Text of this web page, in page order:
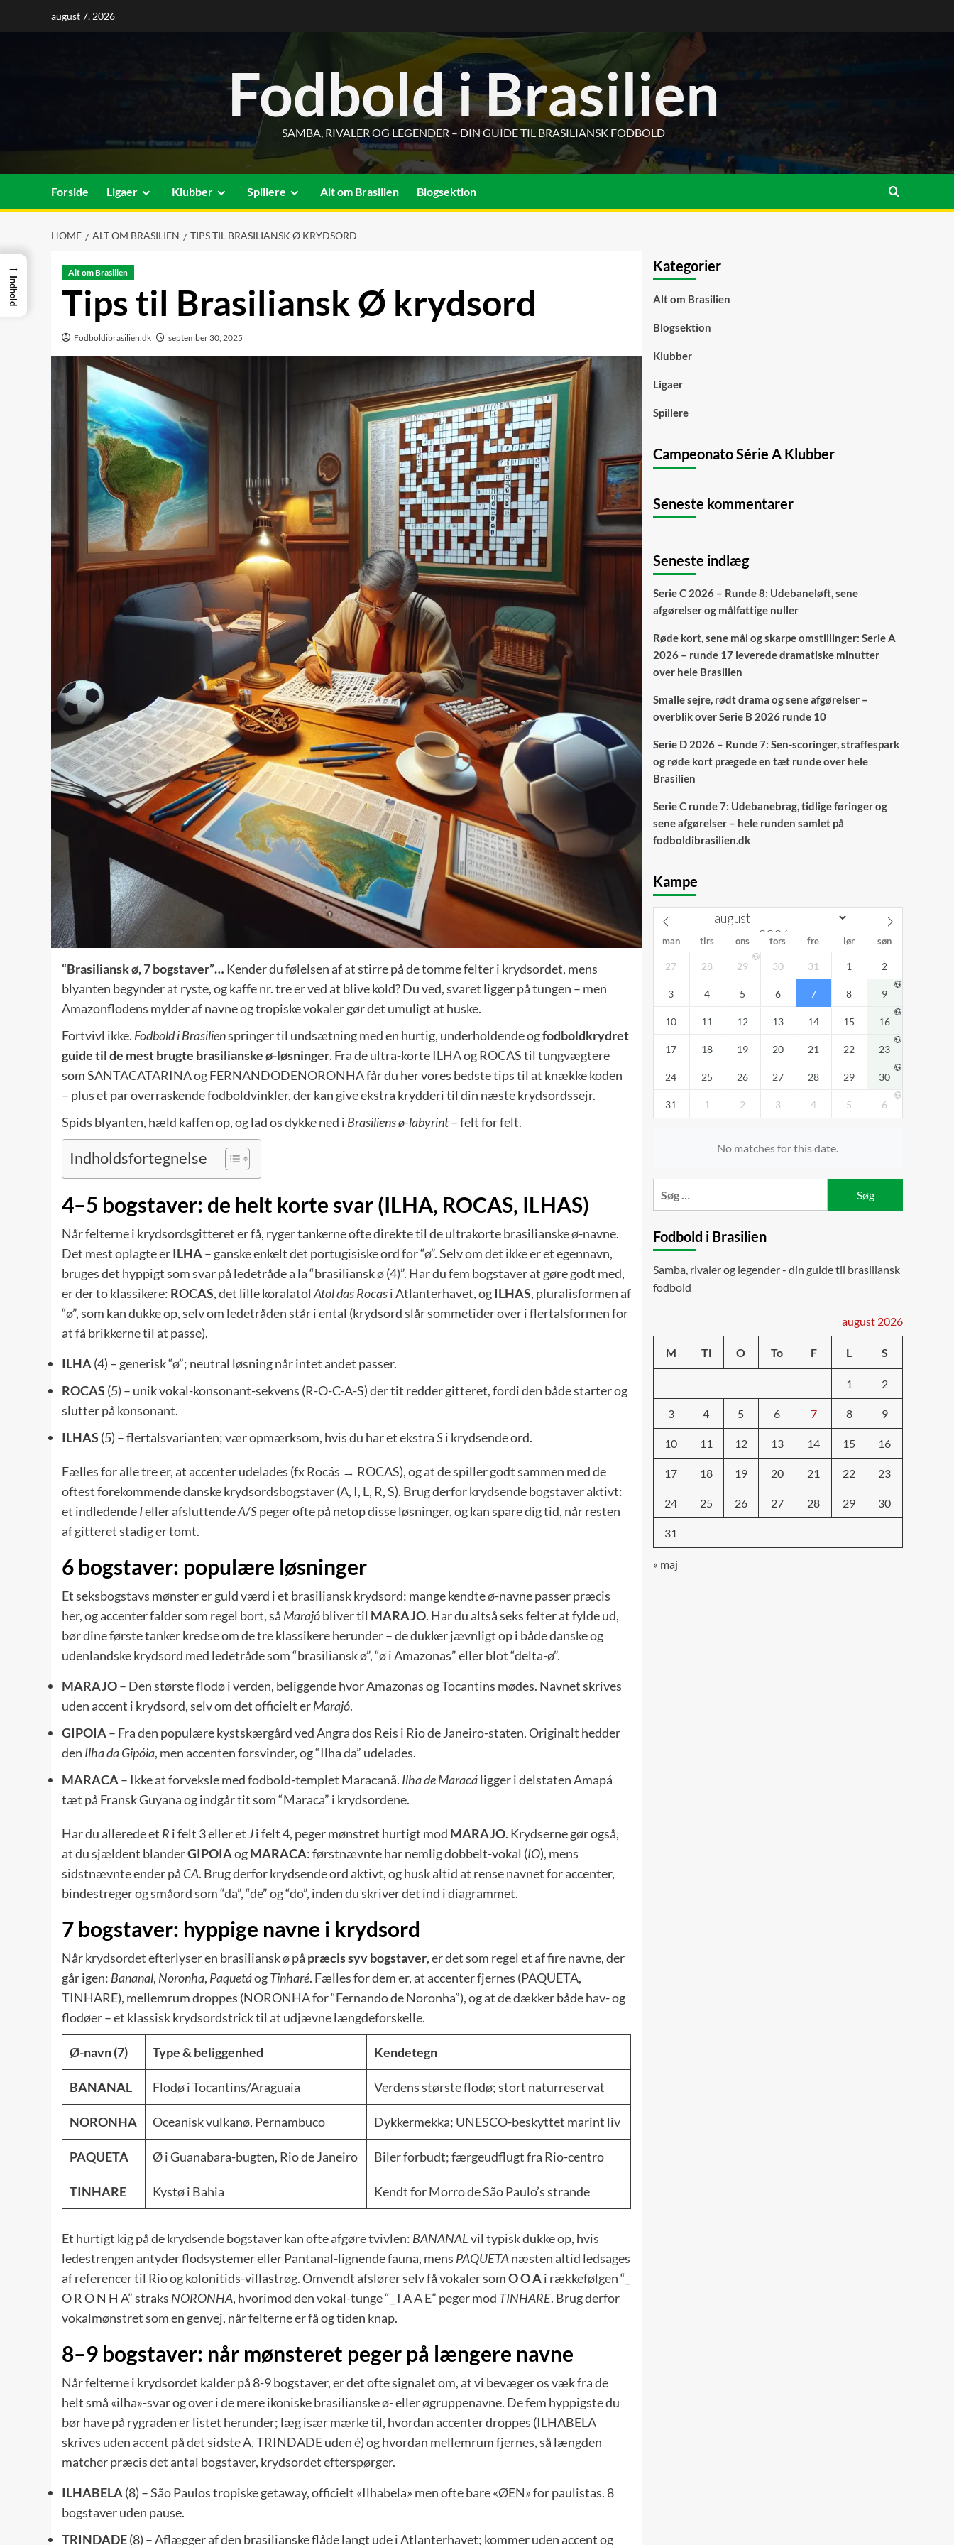
august 7, 2026
Fodbold i Brasilien
SAMBA, RIVALER OG LEGENDER – DIN GUIDE TIL BRASILIANSK FODBOLD
Forside Ligaer Klubber Spillere Alt om Brasilien Blogsektion
HOME ALT OM BRASILIEN TIPS TIL BRASILIANSK Ø KRYDSORD
Alt om Brasilien
Tips til Brasiliansk Ø krydsord
Fodboldibrasilien.dk september 30, 2025
“Brasiliansk ø, 7 bogstaver”… Kender du følelsen af at stirre på de tomme felter i krydsordet, mens
blyanten begynder at ryste, og kaffe nr. tre er ved at blive kold? Du ved, svaret ligger på tungen – men
Amazonflodens mylder af navne og tropiske vokaler gør det umuligt at huske.
Fortvivl ikke. Fodbold i Brasilienspringer til undsætning med en hurtig, underholdende ogfodboldkrydret
guide til de mest brugte brasilianske ø-løsninger. Fra de ultra-korte ILHA og ROCAS til tungvægtere
som SANTACATARINA og FERNANDODENORONHA får du her vores bedste tips til at knække koden
– plus et par overraskende fodboldvinkler, der kan give ekstra krydderi til din næste krydsordssejr.
Spids blyanten, hæld kaffen op, og lad os dykke ned i Brasiliens ø-labyrint– felt for felt.
Indholdsfortegnelse
4–5 bogstaver: de helt korte svar (ILHA, ROCAS, ILHAS)
Når felterne i krydsords­gitteret er få, ryger tankerne ofte direkte til de ultrakorte brasilianske ø-navne.
Det mest oplagte erILHA– ganske enkelt det portugisiske ord for “ø”. Selv om det ikke er et egennavn,
bruges det hyppigt som svar på ledetråde a la “brasiliansk ø (4)”. Har du fem bogstaver at gøre godt med,
er der to klassikere: ROCAS, det lille koral­atol Atol das Rocasi Atlanterhavet, ogILHAS, pluralis­formen af
“ø”, som kan dukke op, selv om ledetråden står i ental (krydsord slår sommetider over i flertals­formen for
at få brikkerne til at passe).
ILHA(4) – generisk “ø”; neutral løsning når intet andet passer.
ROCAS (5) – unik vokal-konsonant-sekvens (R-O-C-A-S) der tit redder gitteret, fordi den både starter og
slutter på konsonant.
ILHAS (5) – flertals­varianten; vær opmærksom, hvis du har et ekstraSi krydsende ord.
Fælles for alle tre er, at accenter udelades (fx Rocás → ROCAS), og at de spiller godt sammen med de
oftest forekommende danske krydsords­bogstaver (A, I, L, R, S). Brug derfor krydsende bogstaver aktivt:
et indledendeIeller afsluttendeA/Speger ofte på netop disse løsninger, og kan spare dig tid, når resten
af gitteret stadig er tomt.
6 bogstaver: populære løsninger
Et seksbogstavs mønster er guld værd i et brasiliansk krydsord: mange kendte ø-navne passer præcis
her, og accenter falder som regel bort, så Marajóbliver til MARAJO. Har du altså seks felter at fylde ud,
bør dine første tanker kredse om de tre klassikere herunder – de dukker jævnligt op i både danske og
udenlandske krydsord med ledetråde som “brasiliansk ø”, “ø i Amazonas” eller blot “delta-ø”.
MARAJO– Den største flodø i verden, beliggende hvor Amazonas og Tocantins mødes. Navnet skrives
uden accent i krydsord, selv om det officielt erMarajó.
GIPOIA– Fra den populære kystskærgård ved Angra dos Reis i Rio de Janeiro-staten. Originalt hedder
den Ilha da Gipóia, men accenten forsvinder, og “Ilha da” udelades.
MARACA– Ikke at forveksle med fodbold-templet Maracanã. Ilha de Maracáligger i delstaten Amapá
tæt på Fransk Guyana og indgår tit som “Maraca” i krydsordene.
Har du allerede et R i felt 3 eller etJi felt 4, peger mønstret hurtigt mod MARAJO. Krydserne gør også,
at du sjældent blanderGIPOIAogMARACA: førstnævnte har nemlig dobbelt-vokal (IO), mens
sidstnævnte ender på CA. Brug derfor krydsende ord aktivt, og husk altid at rense navnet for accenter,
bindestreger og småord som “da”, “de” og “do”, inden du skriver det ind i diagrammet.
7 bogstaver: hyppige navne i krydsord
Når krydsordet efterlyser en brasiliansk ø på præcis syv bogstaver, er det som regel et af fire navne, der
går igen: Bananal, Noronha, PaquetáogTinharé. Fælles for dem er, at accenter fjernes (PAQUETA,
TINHARE), mellemrum droppes (NORONHA for “Fernando de Noronha”), og at de dækker både hav- og
flodøer – et klassisk krydsordstrick til at udjævne længdeforskelle.
Ø-navn (7) Type & beliggenhed Kendetegn
BANANAL Flodø i Tocantins/Araguaia Verdens største flodø; stort naturreservat
NORONHA Oceanisk vulkanø, Pernambuco Dykkermekka; UNESCO-beskyttet marint liv
PAQUETA Ø i Guanabara-bugten, Rio de Janeiro Biler forbudt; færgeudflugt fra Rio-centro
TINHARE Kystø i Bahia Kendt for Morro de São Paulo’s strande
Et hurtigt kig på de krydsende bogstaver kan ofte afgøre tvivlen: BANANALvil typisk dukke op, hvis
ledestrengen antyder flodsystemer eller Pantanal-lignende fauna, mens PAQUETAnæsten altid ledsages
af referencer til Rio og kolonitids-villastrøg. Omvendt afslører selv få vokaler somO O Ai rækkefølgen “_
O R O N H A” straks NORONHA, hvorimod den vokal-tunge “_ I A A E” peger mod TINHARE. Brug derfor
vokalmønstret som en genvej, når felterne er få og tiden knap.
8–9 bogstaver: når mønsteret peger på længere navne
Når felterne i krydsordet kalder på 8-9 bogstaver, er det ofte signalet om, at vi bevæger os væk fra de
helt små «ilha»-svar og over i de mere ikoniske brasilianske ø- eller øgruppe­navne. De fem hyppigste du
bør have på rygraden er listet herunder; læg især mærke til, hvordan accenter droppes (ILHABELA
skrives uden accent på det sidste A, TRINDADE uden é) og hvordan mellemrum fjernes, så længden
matcher præcis det antal bogstaver, krydsordet efterspørger.
ILHABELA(8) – São Paulos tropiske getaway, officielt «Ilhabela» men ofte bare «ØEN» for paulistas. 8
bogstaver uden pause.
TRINDADE(8) – Aflægger af den brasilianske flåde langt ude i Atlanterhavet; kommer uden accent og
Kategorier
Alt om Brasilien
Blogsektion
Klubber
Ligaer
Spillere
Campeonato Série A Klubber
Seneste kommentarer
Seneste indlæg
Serie C 2026 – Runde 8: Udebaneløft, sene
afgørelser og målfattige nuller
Røde kort, sene mål og skarpe omstillinger: Serie A
2026 – runde 17 leverede dramatiske minutter
over hele Brasilien
Smalle sejre, rødt drama og sene afgørelser –
overblik over Serie B 2026 runde 10
Serie D 2026 – Runde 7: Sen-scoringer, straffespark
og røde kort prægede en tæt runde over hele
Brasilien
Serie C runde 7: Udebanebrag, tidlige føringer og
sene afgørelser – hele runden samlet på
fodboldibrasilien.dk
Kampe
man tirs ons tors fre lør søn
27 28 29 30 31 1 2
3 4 5 6 7 8 9
10 11 12 13 14 15 16
17 18 19 20 21 22 23
24 25 26 27 28 29 30
31 1 2 3 4 5 6
No matches for this date.
efter:
Fodbold i Brasilien
Samba, rivaler og legender - din guide til brasiliansk
fodbold
august 2026
M Ti O To F L S
1 2
3 4 5 6 7 8 9
10 11 12 13 14 15 16
17 18 19 20 21 22 23
24 25 26 27 28 29 30
31
« maj
→
Indhold